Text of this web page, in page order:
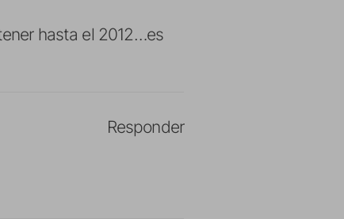
hasta el 2012…es
Responder